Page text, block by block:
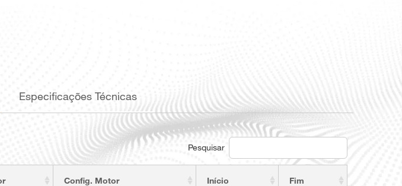
Especificações Técnicas
Pesquisar
Config. Motor Início Fim